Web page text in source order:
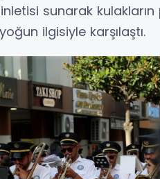
sunarak kulakların
ilgisiyle karşılaştı.